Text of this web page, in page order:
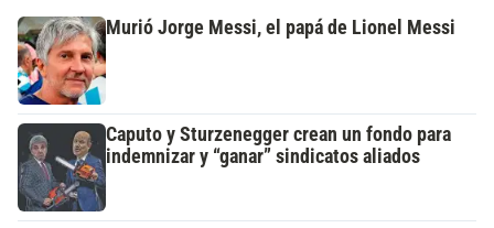
Murió Jorge Messi, el papá de Lionel Messi
Caputo y Sturzenegger crean un fondo para
indemnizar y “ganar” sindicatos aliados